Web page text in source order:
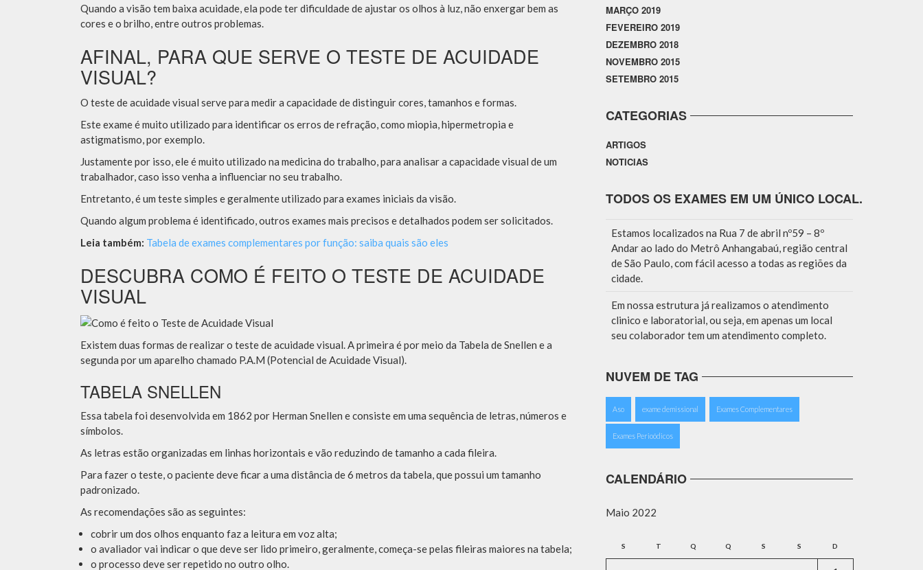
Quando a visão tem baixa acuidade, ela pode ter dificuldade de ajustar os olhos à luz, não enxergar bem as
cores e o brilho, entre outros problemas.
AFINAL, PARA QUE SERVE O TESTE DE ACUIDADE
VISUAL?
O teste de acuidade visual serve para medir a capacidade de distinguir cores, tamanhos e formas.
Este exame é muito utilizado para identificar os erros de refração, como miopia, hipermetropia e
astigmatismo, por exemplo.
Justamente por isso, ele é muito utilizado na medicina do trabalho, para analisar a capacidade visual de um
trabalhador, caso isso venha a influenciar no seu trabalho.
Entretanto, é um teste simples e geralmente utilizado para exames iniciais da visão.
Quando algum problema é identificado, outros exames mais precisos e detalhados podem ser solicitados.
Leia também: Tabela de exames complementares por função: saiba quais são eles
DESCUBRA COMO É FEITO O TESTE DE ACUIDADE
VISUAL
Existem duas formas de realizar o teste de acuidade visual. A primeira é por meio da Tabela de Snellen e a
segunda por um aparelho chamado P.A.M (Potencial de Acuidade Visual).
TABELA SNELLEN
Essa tabela foi desenvolvida em 1862 por Herman Snellen e consiste em uma sequência de letras, números e
símbolos.
As letras estão organizadas em linhas horizontais e vão reduzindo de tamanho a cada fileira.
Para fazer o teste, o paciente deve ficar a uma distância de 6 metros da tabela, que possui um tamanho
padronizado.
As recomendações são as seguintes:
cobrir um dos olhos enquanto faz a leitura em voz alta;
o avaliador vai indicar o que deve ser lido primeiro, geralmente, começa-se pelas fileiras maiores na tabela;
o processo deve ser repetido no outro olho.
MARÇO 2019
FEVEREIRO 2019
DEZEMBRO 2018
NOVEMBRO 2015
SETEMBRO 2015
CATEGORIAS
ARTIGOS
NOTICIAS
TODOS OS EXAMES EM UM ÚNICO LOCAL.
Estamos localizados na Rua 7 de abril nº59 – 8º
Andar ao lado do Metrô Anhangabaú, região central
de São Paulo, com fácil acesso a todas as regiões da
cidade.
Em nossa estrutura já realizamos o atendimento
clinico e laboratorial, ou seja, em apenas um local
seu colaborador tem um atendimento completo.
NUVEM DE TAG
Aso exame demissional Exames Complementares
Exames Perioódicos
CALENDÁRIO
Maio 2022
S T Q Q S S D